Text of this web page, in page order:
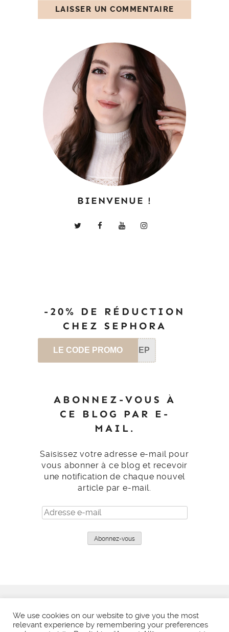
BIENVENUE !
-20% DE RÉDUCTION
CHEZ SEPHORA
LE CODE PROMO SEP
ABONNEZ-VOUS À
CE BLOG PAR E-
MAIL.
Saisissez votre adresse e-mail pour
vous abonner à ce blog et recevoir
une notification de chaque nouvel
article par e-mail.
Adresse
e-
Abonnez-vous
We use cookies on our website to give you the most
relevant experience by remembering your preferences